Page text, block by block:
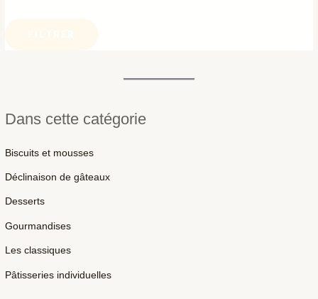
Dans cette catégorie
Biscuits et mousses
Déclinaison de gâteaux
Desserts
Gourmandises
Les classiques
Pâtisseries individuelles